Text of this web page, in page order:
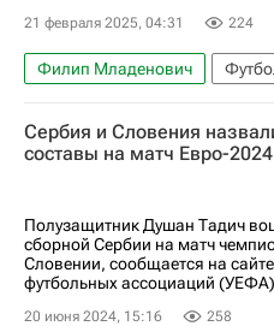
21 февраля 2025, 04:31 224
Филип Младенович
Афины
Кипр Словения
Юрий Лодыгин
Викингур
Сербия и Словения
составы на матч Евро-2024
Полузащитник Душан Тадич
сборной Сербии на матч
Словении, сообщается на
футбольных ассоциаций
20 июня 2024, 15:16 258